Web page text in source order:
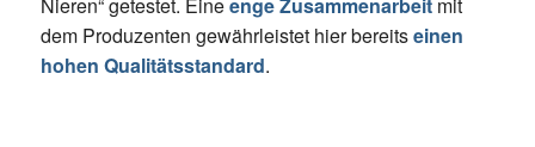
dem Produzenten gewährleistet hier bereitseinen
hohen Qualitätsstandard.